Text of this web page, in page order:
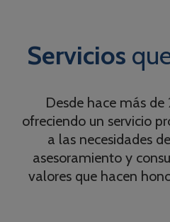
Servicios
Desde hace más
ofreciendo un servicio
a las necesidades
asesoramiento y
valores que hacen